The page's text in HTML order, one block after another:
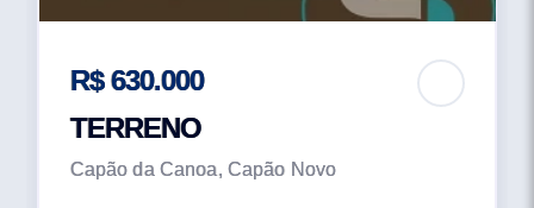
R$ 630.000
TERRENO
Capão da Canoa, Capão Novo